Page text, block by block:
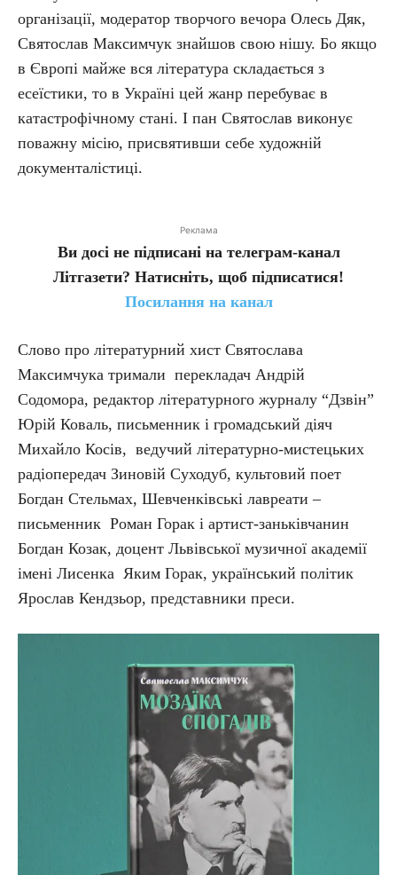
організації, модератор творчого вечора Олесь Дяк,
Святослав Максимчук знайшов свою нішу. Бо якщо
в Європі майже вся література складається з
есеїстики, то в Україні цей жанр перебуває в
катастрофічному стані. І пан Святослав виконує
поважну місію, присвятивши себе художній
документалістиці.
Реклама
Ви досі не підписані на телеграм-канал
Літгазети? Натисніть, щоб підписатися!
Посилання на канал
Слово про літературний хист Святослава
Максимчука тримали перекладач Андрій
Содомора, редактор літературного журналу “Дзвін”
Юрій Коваль, письменник і громадський діяч
Михайло Косів, ведучий літературно-мистецьких
радіопередач Зиновій Суходуб, культовий поет
Богдан Стельмах, Шевченківські лавреати –
письменник Роман Горак і артист-заньківчанин
Богдан Козак, доцент Львівської музичної академії
імені Лисенка Яким Горак, український політик
Ярослав Кендзьор, представники преси.